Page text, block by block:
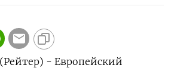
- Европейский